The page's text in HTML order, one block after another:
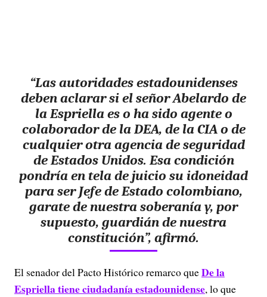
“Las autoridades estadounidenses
deben aclarar si el señor Abelardo de
la Espriella es o ha sido agente o
colaborador de la DEA, de la CIA o de
cualquier otra agencia de seguridad
de Estados Unidos. Esa condición
pondría en tela de juicio su idoneidad
para ser Jefe de Estado colombiano,
garate de nuestra soberanía y, por
supuesto, guardián de nuestra
constitución”, afirmó.
El senador del Pacto Histórico remarco queDe la
Espriella tiene ciudadanía estadounidense, lo que